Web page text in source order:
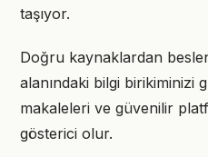
taşıyor.
Doğru kaynaklardan
alanındaki bilgi birikiminizi
makaleleri ve güvenilir
gösterici olur.